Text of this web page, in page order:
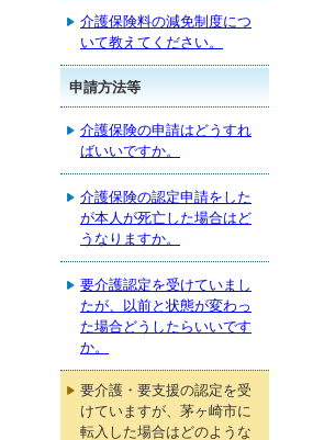
介護保険料の減免制度につ
いて教えてください。
申請方法等
介護保険の申請はどうすれ
ばいいですか。
介護保険の認定申請をした
が本人が死亡した場合はど
うなりますか。
要介護認定を受けていまし
たが、以前と状態が変わっ
た場合どうしたらいいです
か。
要介護・要支援の認定を受
けていますが、茅ヶ崎市に
転入した場合はどのような